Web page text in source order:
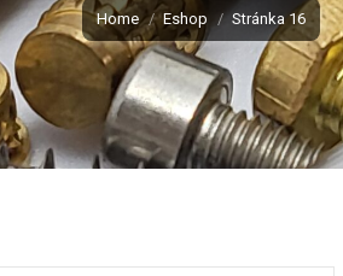
Home Eshop Stránka 16